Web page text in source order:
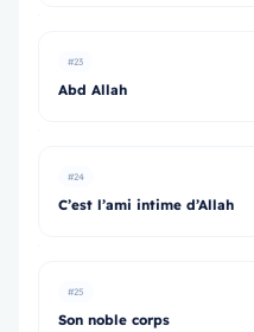
#23
Abd Allah
#24
C’est l’ami intime d’Allah
#25
Son noble corps